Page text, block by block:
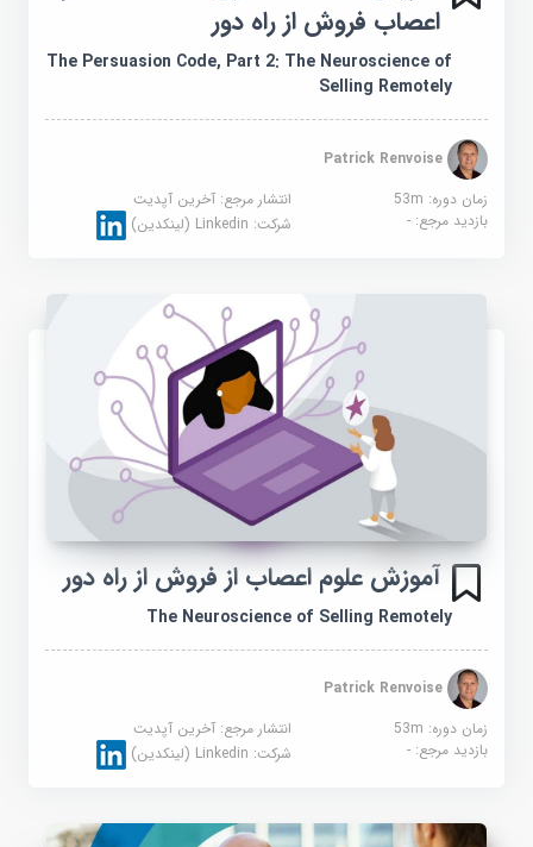
اعصاب فروش از راه دور
The Persuasion Code, Part 2: The Neuroscience of
Selling Remotely
Patrick Renvoise
زمان دوره: 53m
انتشار مرجع:آخرین آپدیت
بازدید مرجع:- شرکت:Linkedin (لینکدین)
آموزش علوم اعصاب از فروش از راه دور
The Neuroscience of Selling Remotely
Patrick Renvoise
زمان دوره: 53m
انتشار مرجع:آخرین آپدیت
بازدید مرجع:- شرکت:Linkedin (لینکدین)